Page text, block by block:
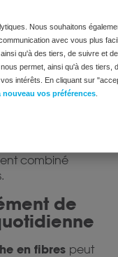
Nous souhaitons
avec vous plus
qu'à des tiers, de suivre et
permet, ainsi qu'à des tiers,
intérêts. En cliquant sur
nouveau vos préférences
en fibres
et leurs
les produits
Daily Fibre
pour
et contient
Le
combiné
de
en fibres peut